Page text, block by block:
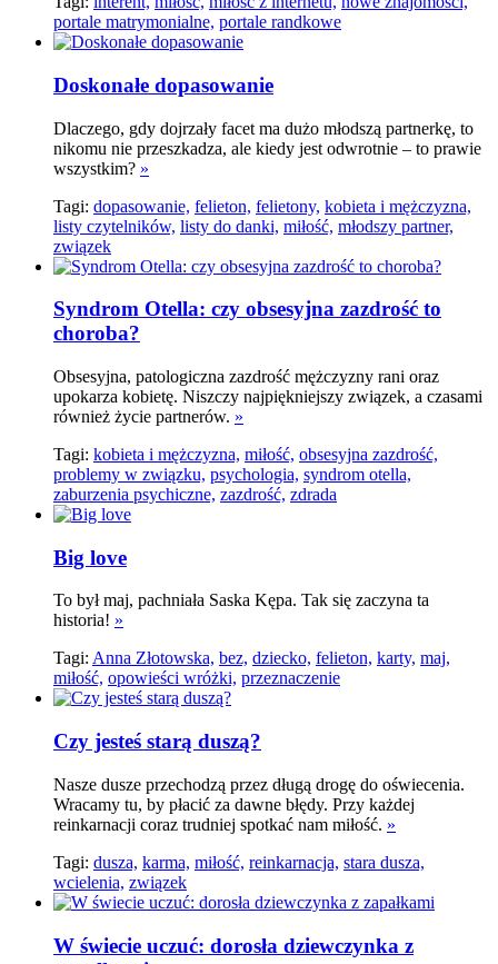
portale matrymonialne, portale randkowe
Doskonałe dopasowanie
Dlaczego, gdy dojrzały facet ma dużo młodszą partnerkę, to
nikomu nie przeszkadza, ale kiedy jest odwrotnie – to prawie
wszystkim? »
Tagi: dopasowanie, felieton, felietony, kobieta i mężczyzna,
listy czytelników, listy do danki, miłość, młodszy partner,
związek
Syndrom Otella: czy obsesyjna zazdrość to
choroba?
Obsesyjna, patologiczna zazdrość mężczyzny rani oraz
upokarza kobietę. Niszczy najpiękniejszy związek, a czasami
również życie partnerów. »
Tagi: kobieta i mężczyzna, miłość, obsesyjna zazdrość,
problemy w związku, psychologia, syndrom otella,
zaburzenia psychiczne, zazdrość, zdrada
Big love
To był maj, pachniała Saska Kępa. Tak się zaczyna ta
historia! »
Tagi: Anna Złotowska, bez, dziecko, felieton, karty, maj,
miłość, opowieści wróżki, przeznaczenie
Czy jesteś starą duszą?
Nasze dusze przechodzą przez długą drogę do oświecenia.
Wracamy tu, by płacić za dawne błędy. Przy każdej
reinkarnacji coraz trudniej spotkać nam miłość. »
Tagi: dusza, karma, miłość, reinkarnacja, stara dusza,
wcielenia, związek
W świecie uczuć: dorosła dziewczynka z